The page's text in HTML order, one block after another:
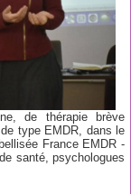
de thérapie brève
type EMDR, dans le
France EMDR -
santé, psychologues